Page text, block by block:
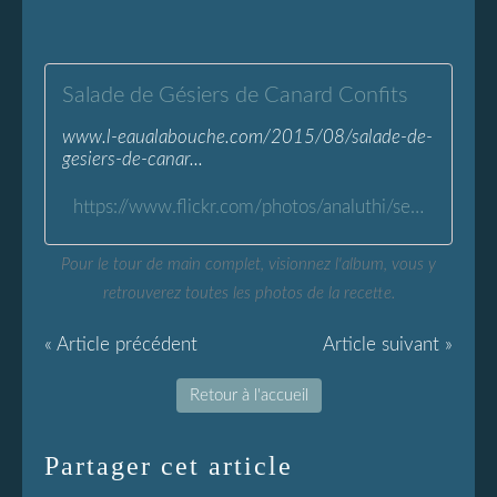
Salade de Gésiers de Canard Confits
www.l-eaualabouche.com/2015/08/salade-de-
gesiers-de-canar...
https://www.flickr.com/photos/analuthi/sets/72157655351402334/
Pour le tour de main complet, visionnez l'album, vous y
retrouverez toutes les photos de la recette.
« Article précédent Article suivant »
Retour à l'accueil
Partager cet article